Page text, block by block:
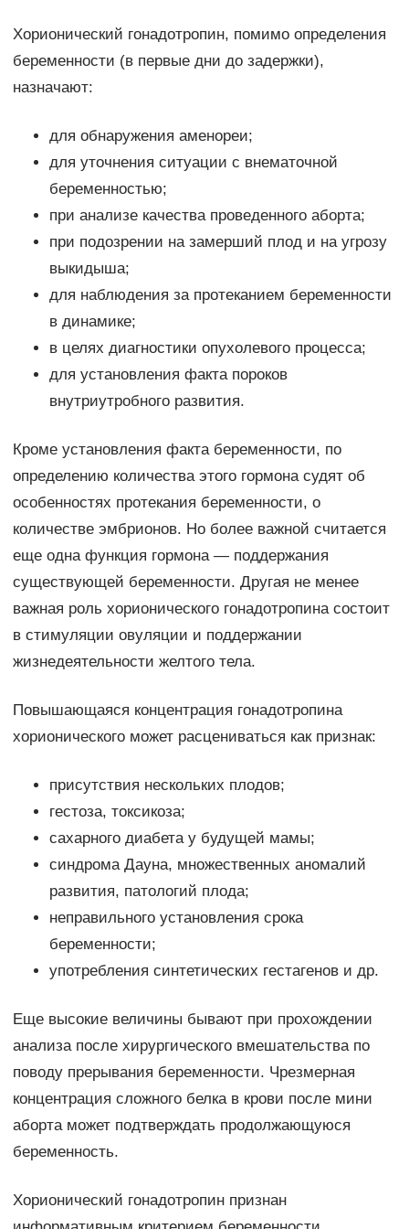
Хорионический гонадотропин, помимо определения
беременности (в первые дни до задержки),
назначают:
для обнаружения аменореи;
для уточнения ситуации с внематочной
беременностью;
при анализе качества проведенного аборта;
при подозрении на замерший плод и на угрозу
выкидыша;
для наблюдения за протеканием беременности
в динамике;
в целях диагностики опухолевого процесса;
для установления факта пороков
внутриутробного развития.
Кроме установления факта беременности, по
определению количества этого гормона судят об
особенностях протекания беременности, о
количестве эмбрионов. Но более важной считается
еще одна функция гормона — поддержания
существующей беременности. Другая не менее
важная роль хорионического гонадотропина состоит
в стимуляции овуляции и поддержании
жизнедеятельности желтого тела.
Повышающаяся концентрация гонадотропина
хорионического может расцениваться как признак:
присутствия нескольких плодов;
гестоза, токсикоза;
сахарного диабета у будущей мамы;
синдрома Дауна, множественных аномалий
развития, патологий плода;
неправильного установления срока
беременности;
употребления синтетических гестагенов и др.
Еще высокие величины бывают при прохождении
анализа после хирургического вмешательства по
поводу прерывания беременности. Чрезмерная
концентрация сложного белка в крови после мини
аборта может подтверждать продолжающуюся
беременность.
Хорионический гонадотропин признан